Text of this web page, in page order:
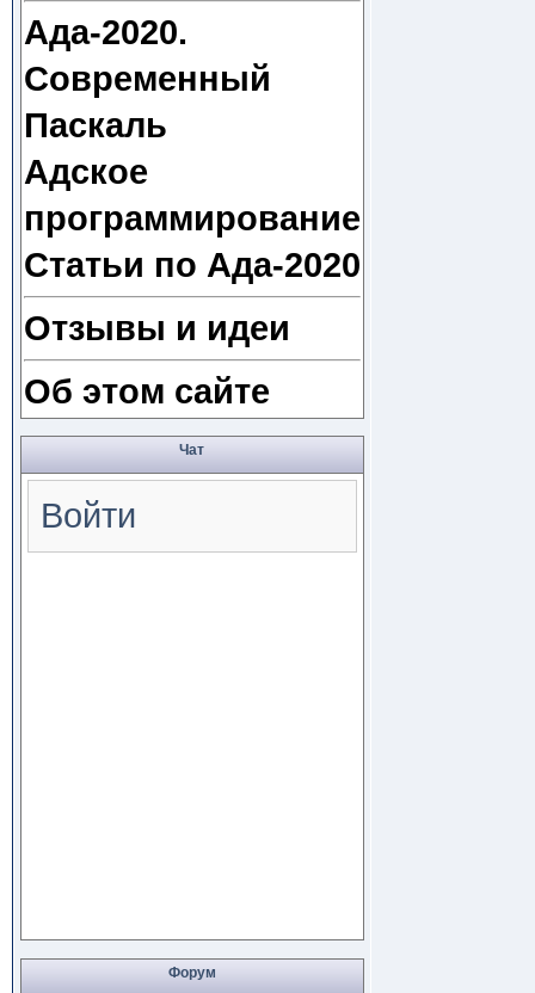
Ада-2020.
Современный
Паскаль
Адское
программирование
Статьи по Ада-2020
Отзывы и идеи
Об этом сайте
Чат
Войти
Форум